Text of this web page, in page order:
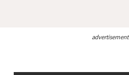
advertisement